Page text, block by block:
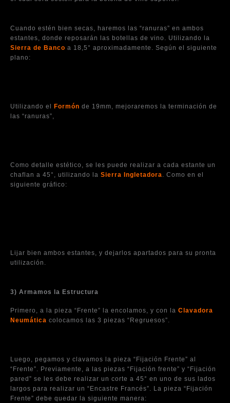
Cuando estén bien secas, haremos las “ranuras” en ambos
estantes, donde reposarán las botellas de vino. Utilizando la
Sierra de Banco a 18,5° aproximadamente. Según el siguiente
plano:
Utilizando el Formón de 19mm, mejoraremos la terminación de
las “ranuras”,
Como detalle estético, se les puede realizar a cada estante un
chaflan a 45°, utilizando la Sierra Ingletadora. Como en el
siguiente gráfico:
Lijar bien ambos estantes, y dejarlos apartados para su pronta
utilización.
3) Armamos la Estructura
Primero, a la pieza “Frente” la encolamos, y con la Clavadora
Neumática colocamos las 3 piezas “Regruesos”.
Luego, pegamos y clavamos la pieza “Fijación Frente” al
“Frente”. Previamente, a las piezas “Fijación frente” y “Fijación
pared” se les debe realizar un corte a 45° en uno de sus lados
largos para realizar un “Encastre Francés”. La pieza “Fijación
Frente” debe quedar la siguiente manera: